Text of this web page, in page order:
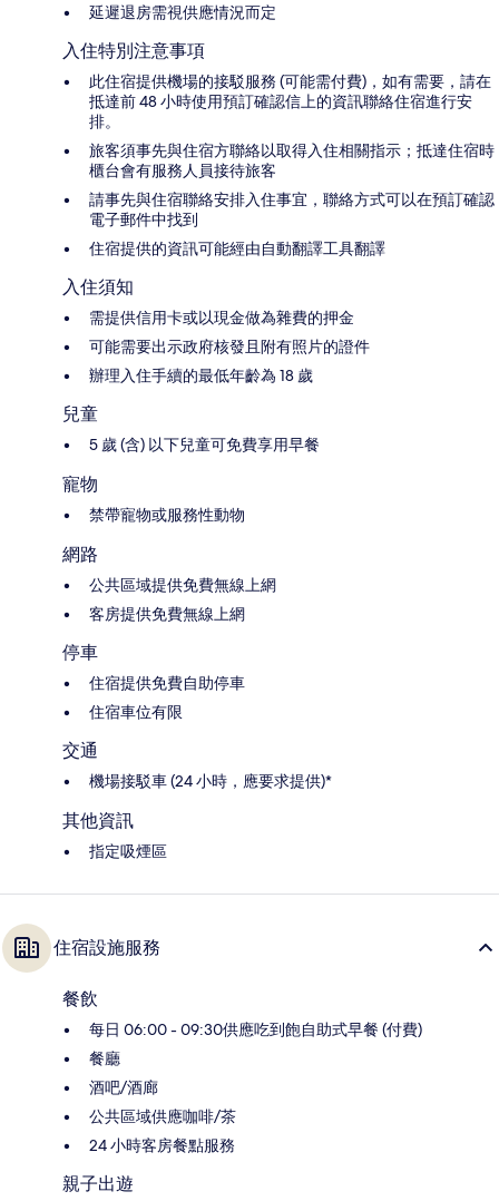
延遲退房需視供應情況而定
入住特別注意事項
此住宿提供機場的接駁服務 (可能需付費)，如有需要，請在
抵達前 48 小時使用預訂確認信上的資訊聯絡住宿進行安
排。
旅客須事先與住宿方聯絡以取得入住相關指示；抵達住宿時
櫃台會有服務人員接待旅客
請事先與住宿聯絡安排入住事宜，聯絡方式可以在預訂確認
電子郵件中找到
住宿提供的資訊可能經由自動翻譯工具翻譯
入住須知
需提供信用卡或以現金做為雜費的押金
可能需要出示政府核發且附有照片的證件
辦理入住手續的最低年齡為 18 歲
兒童
5 歲 (含) 以下兒童可免費享用早餐
寵物
禁帶寵物或服務性動物
網路
公共區域提供免費無線上網
客房提供免費無線上網
停車
住宿提供免費自助停車
住宿車位有限
交通
機場接駁車 (24 小時，應要求提供)*
其他資訊
指定吸煙區
住宿設施服務
餐飲
每日 06:00 - 09:30供應吃到飽自助式早餐 (付費)
餐廳
酒吧/酒廊
公共區域供應咖啡/茶
24 小時客房餐點服務
親子出遊